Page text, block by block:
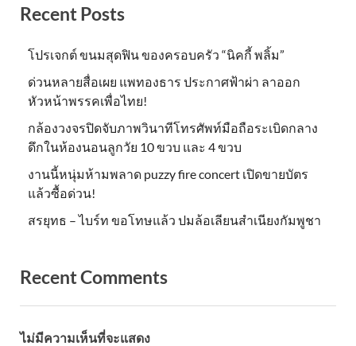
Recent Posts
โปรเจกต์ ขนมสุดฟิน ของครอบครัว “นิคกี้ พลิ้ม”
ด่วนหลายสื่อเผย แพทองธาร ประกาศฟ้าผ่า ลาออก
หัวหน้าพรรคเพื่อไทย!
กล้องวงจรปิดจับภาพวินาทีโทรศัพท์มือถือระเบิดกลาง
ดึกในห้องนอนลูกวัย 10 ขวบ และ 4 ขวบ
งานนี้หนุ่มห้ามพลาด puzzy fire concert เปิดขายบัตร
แล้วซื้อด่วน!
สรยุทธ – ไบร์ท ขอโทษแล้ว ปมล้อเลียนสำเนียงกัมพูชา
Recent Comments
ไม่มีความเห็นที่จะแสดง